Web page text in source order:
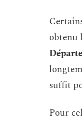
obtenu
suffit
Pour